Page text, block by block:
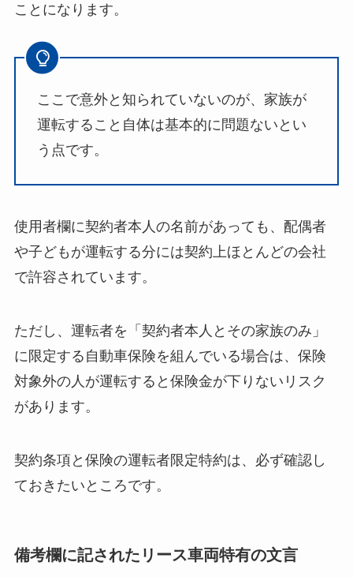
ことになります。
ここで意外と知られていないのが、家族が
運転すること自体は基本的に問題ないとい
う点です。
使用者欄に契約者本人の名前があっても、配偶者
や子どもが運転する分には契約上ほとんどの会社
で許容されています。
ただし、運転者を「契約者本人とその家族のみ」
に限定する自動車保険を組んでいる場合は、保険
対象外の人が運転すると保険金が下りないリスク
があります。
契約条項と保険の運転者限定特約は、必ず確認し
ておきたいところです。
備考欄に記されたリース車両特有の文言